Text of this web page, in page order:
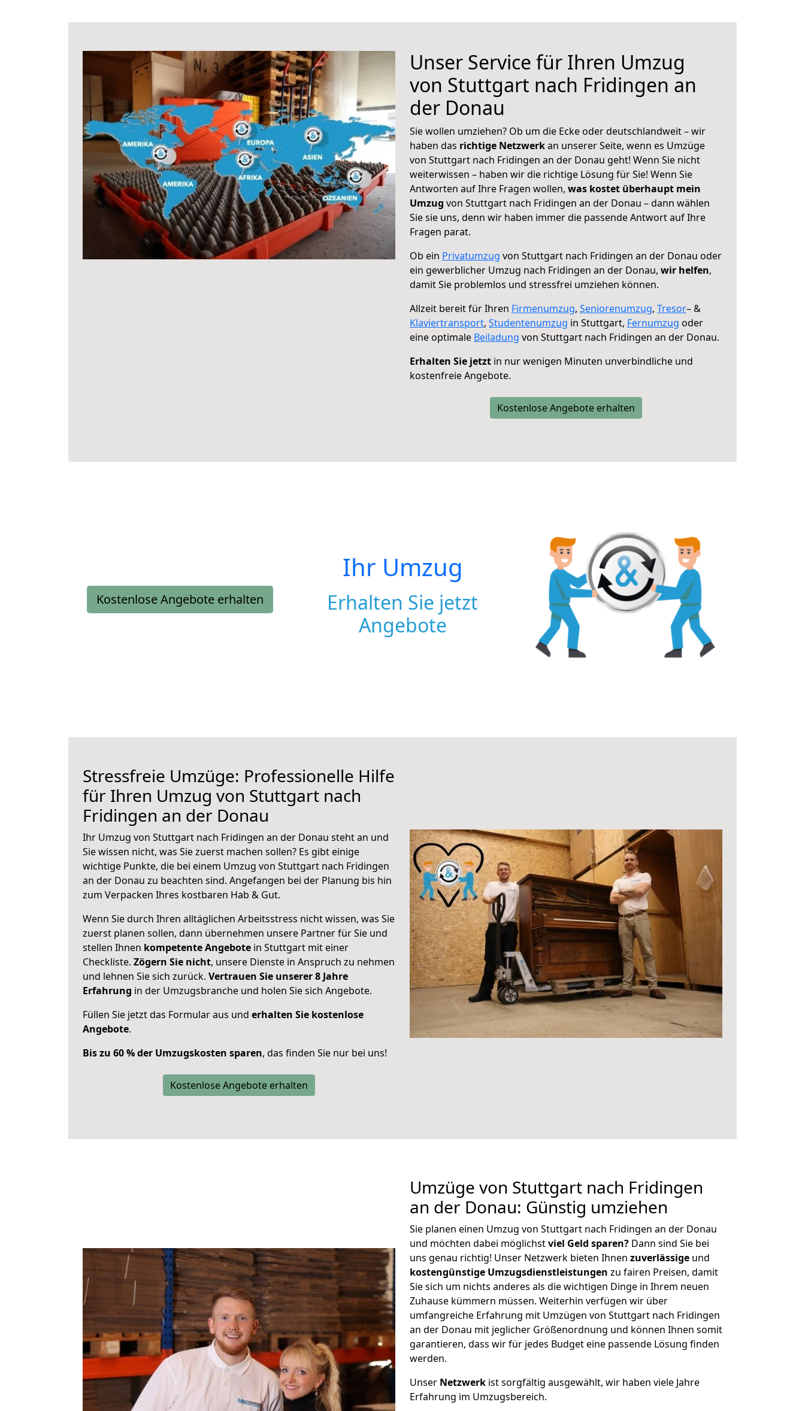
Unser Service für Ihren Umzug
von Stuttgart nach Fridingen an
der Donau
Sie wollen umziehen? Ob um die Ecke oder deutschlandweit – wir
haben das richtige Netzwerkan unserer Seite, wenn es Umzüge
von Stuttgart nach Fridingen an der Donau geht! Wenn Sie nicht
weiterwissen – haben wir die richtige Lösung für Sie! Wenn Sie
Antworten auf Ihre Fragen wollen, was kostet überhaupt mein
Umzug von Stuttgart nach Fridingen an der Donau – dann wählen
Sie sie uns, denn wir haben immer die passende Antwort auf Ihre
Fragen parat.
Ob ein Privatumzug von Stuttgart nach Fridingen an der Donau oder
ein gewerblicher Umzug nach Fridingen an der Donau, wir helfen,
damit Sie problemlos und stressfrei umziehen können.
Allzeit bereit für Ihren Firmenumzug, Seniorenumzug, Tresor– &
Klaviertransport, Studentenumzug in Stuttgart, Fernumzug oder
eine optimale Beiladung von Stuttgart nach Fridingen an der Donau.
Erhalten Sie jetzt in nur wenigen Minuten unverbindliche und
kostenfreie Angebote.
Kostenlose Angebote erhalten
Kostenlose Angebote erhalten
Ihr Umzug
Erhalten Sie jetzt
Angebote
Stressfreie Umzüge: Professionelle Hilfe
für Ihren Umzug von Stuttgart nach
Fridingen an der Donau
Ihr Umzug von Stuttgart nach Fridingen an der Donau steht an und
Sie wissen nicht, was Sie zuerst machen sollen? Es gibt einige
wichtige Punkte, die bei einem Umzug von Stuttgart nach Fridingen
an der Donau zu beachten sind. Angefangen bei der Planung bis hin
zum Verpacken Ihres kostbaren Hab & Gut.
Wenn Sie durch Ihren alltäglichen Arbeitsstress nicht wissen, was Sie
zuerst planen sollen, dann übernehmen unsere Partner für Sie und
stellen Ihnen kompetente Angebote in Stuttgart mit einer
Checkliste. Zögern Sie nicht, unsere Dienste in Anspruch zu nehmen
und lehnen Sie sich zurück. Vertrauen Sie unserer 8 Jahre
Erfahrung in der Umzugsbranche und holen Sie sich Angebote.
Füllen Sie jetzt das Formular aus und erhalten Sie kostenlose
Angebote.
Bis zu 60 % der Umzugskosten sparen, das finden Sie nur bei uns!
Kostenlose Angebote erhalten
Umzüge von Stuttgart nach Fridingen
an der Donau: Günstig umziehen
Sie planen einen Umzug von Stuttgart nach Fridingen an der Donau
und möchten dabei möglichstviel Geld sparen? Dann sind Sie bei
uns genau richtig! Unser Netzwerk bieten Ihnen zuverlässige und
kostengünstige Umzugsdienstleistungen zu fairen Preisen, damit
Sie sich um nichts anderes als die wichtigen Dinge in Ihrem neuen
Zuhause kümmern müssen. Weiterhin verfügen wir über
umfangreiche Erfahrung mit Umzügen von Stuttgart nach Fridingen
an der Donau mit jeglicher Größenordnung und können Ihnen somit
garantieren, dass wir für jedes Budget eine passende Lösung finden
werden.
Unser Netzwerk ist sorgfältig ausgewählt, wir haben viele Jahre
Erfahrung im Umzugsbereich.